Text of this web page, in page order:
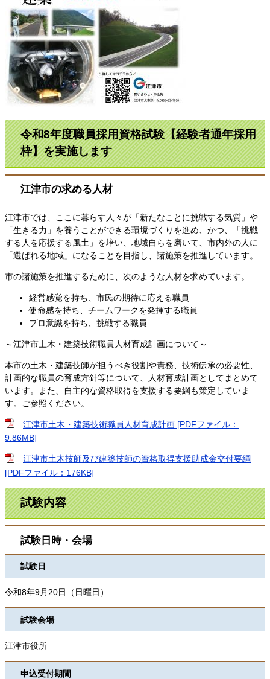
令和8年度職員採用資格試験【経験者通年採用
枠】を実施します
江津市の求める人材
江津市では、ここに暮らす人々が「新たなことに挑戦する気質」や
「生きる力」を養うことができる環境づくりを進め、かつ、「挑戦
する人を応援する風土」を培い、地域自らを磨いて、市内外の人に
「選ばれる地域」になることを目指し、諸施策を推進しています。
市の諸施策を推進するために、次のような人材を求めています。
経営感覚を持ち、市民の期待に応える職員
使命感を持ち、チームワークを発揮する職員
プロ意識を持ち、挑戦する職員
～江津市土木・建築技術職員人材育成計画について～
本市の土木・建築技師が担うべき役割や責務、技術伝承の必要性、
計画的な職員の育成方針等について、人材育成計画としてまとめて
います。また、自主的な資格取得を支援する要綱も策定していま
す。ご参照ください。
江津市土木・建築技術職員人材育成計画 [PDFファイル：
9.86MB]
江津市土木技師及び建築技師の資格取得支援助成金交付要綱
[PDFファイル：176KB]
試験内容
試験日時・会場
試験日
令和8年9月20日（日曜日）
試験会場
江津市役所
申込受付期間